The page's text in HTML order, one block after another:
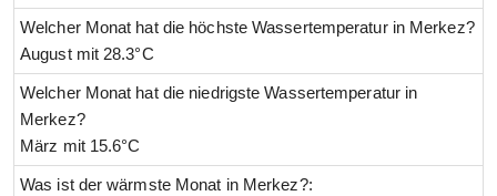
Welcher Monat hat die höchste Wassertemperatur in Merkez?
August mit 28.3°C
Welcher Monat hat die niedrigste Wassertemperatur in
Merkez?
März mit 15.6°C
Was ist der wärmste Monat in Merkez?: